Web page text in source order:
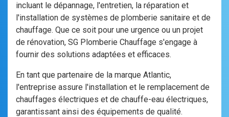
incluant le dépannage, l'entretien, la réparation et
l'installation de systèmes de plomberie sanitaire et de
chauffage. Que ce soit pour une urgence ou un projet
de rénovation, SG Plomberie Chauffage s'engage à
fournir des solutions adaptées et efficaces.
En tant que partenaire de la marque Atlantic,
l'entreprise assure l'installation et le remplacement de
chauffages électriques et de chauffe-eau électriques,
garantissant ainsi des équipements de qualité.